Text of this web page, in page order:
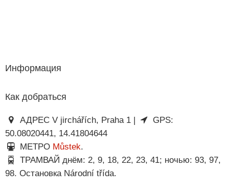
Информация
Как добраться
АДРЕС V jirchářích, Praha 1 |
GPS:
50.08020441, 14.41804644
МЕТРО Můstek.
ТРАМВАЙ днём: 2, 9, 18, 22, 23, 41; ночью: 93, 97,
98. Остановка Národní třída.